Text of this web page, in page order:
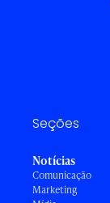
Seções
Notícias
Comunicação
Marketing